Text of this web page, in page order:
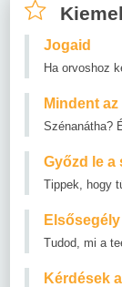
Jogaid
Ha orvoshoz
Mindent
Szénanátha?
Győzd le a
Tippek, hogy
Tudod, mi a
Kérdések